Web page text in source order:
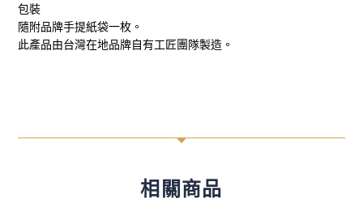
包裝
隨附品牌手提紙袋一枚。
此產品由台灣在地品牌自有工匠團隊製造。
C
相關商品